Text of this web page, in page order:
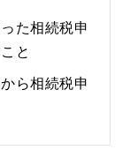
た相続税申
と
ら相続税申